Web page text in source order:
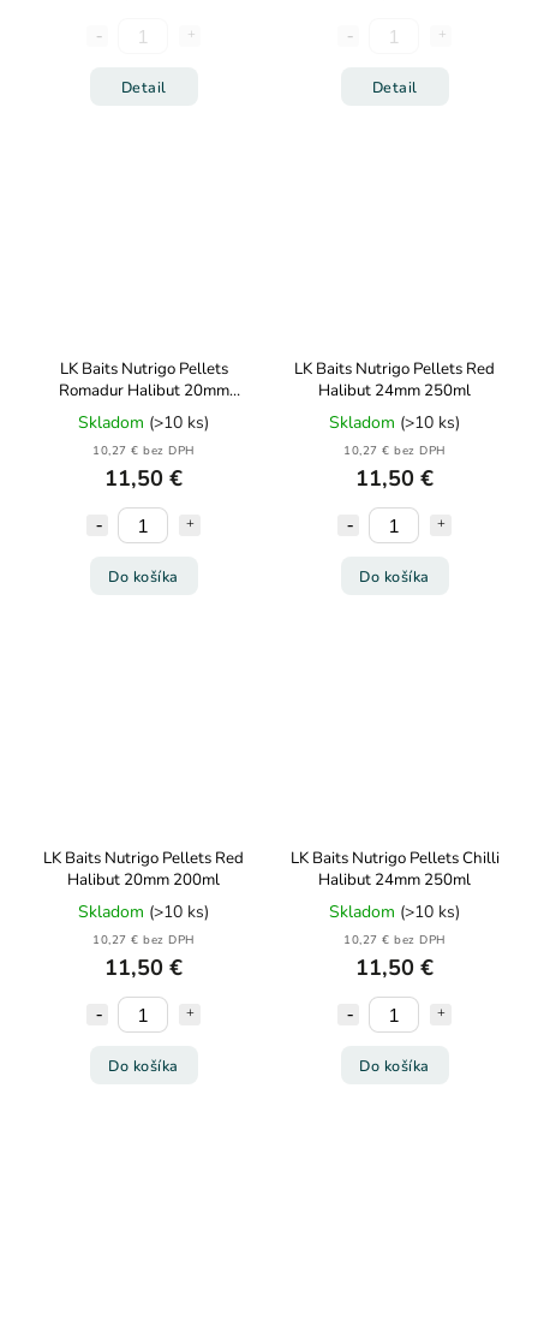
Detail Detail
LK Baits Nutrigo Pellets
Romadur Halibut 20mm
200ml
Skladom (>10 ks)
10,27 € bez DPH
11,50 €
Do košíka
LK Baits Nutrigo Pellets Red
Halibut 24mm 250ml
Skladom (>10 ks)
10,27 € bez DPH
11,50 €
Do košíka
LK Baits Nutrigo Pellets Red
Halibut 20mm 200ml
Skladom (>10 ks)
10,27 € bez DPH
11,50 €
Do košíka
LK Baits Nutrigo Pellets Chilli
Halibut 24mm 250ml
Skladom (>10 ks)
10,27 € bez DPH
11,50 €
Do košíka